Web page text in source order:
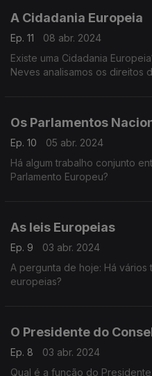
A Cidadania Europeia
Ep. 11
08 abr. 2024
Existe uma Cidadania
Neves analisamos os direitos
Os Parlamentos
Ep. 10
05 abr. 2024
Há algum trabalho conjunto
Parlamento Europeu?
As leis Europeias
Ep. 9
03 abr. 2024
A pergunta de hoje: Há vários
europeias?
O Presidente do
Ep. 8
03 abr. 2024
Qual é a função do